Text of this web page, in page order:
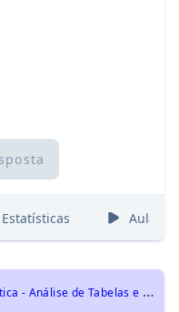
Estatísticas Aulas
U
ERJ 2013 - Matemática - Análise de Tabelas e Gráficos